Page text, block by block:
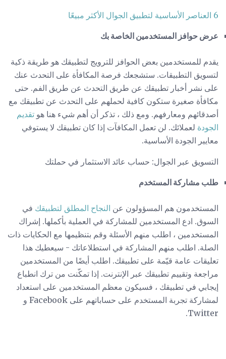
6 العناصر الأساسية لتطبيق الجوال الأكثر مبيعًا
عرض حوافز المستخدمين الخاصة بك
يقدم للمستخدمين بعض الحوافز للترويج لتطبيقك هو طريقة ذكية
لتسويق التطبيقات. ستشجعك فرصة المكافأة على التحدث عنك
على نشر أخبار تطبيقك عن طريق التحدث عن طريق الفم. حتى
مكافأة صغيرة ستكون كافية لحملهم على التحدث عن تطبيقك مع
أصدقائهم ومعارفهم. ومع ذلك ، تذكر أن أهم شيء هنا هو تقديم
الجودة لعملائك. لن تعمل المكافآت إذا كان تطبيقك لا يستوفي
معايير الجودة الأساسية.
التسويق عبر الجوال: حساب عائد الاستثمار في حملتك
طلب مشاركة المستخدم
المستخدمون هم المسؤولون عن النجاح المطلق لتطبيقك في
السوق. ادع المستخدمين للمشاركة في العملية بأكملها. إشراك
المستخدمين ، اطلب منهم الأسئلة وقم بتنظيمها مع الحكايات ذات
الصلة. اطلب منهم المشاركة في استطلاعاتك - سيعطيك هذا
تعليقات عامة قيّمة على تطبيقك. اطلب أيضًا من المستخدمين
مراجعة وتقييم تطبيقك عبر الإنترنت. إذا تمكّنت من ترك انطباع
إيجابي في تطبيقك ، فسيكون معظم المستخدمين على استعداد
لمشاركة تجربة المستخدم على حساباتهم على Facebook و
Twitter.